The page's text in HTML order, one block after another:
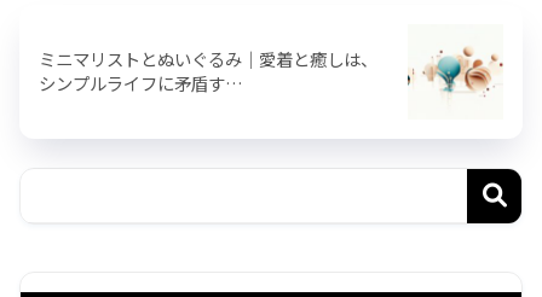
ミニマリストとぬいぐるみ｜愛着と癒しは、
シンプルライフに矛盾す…